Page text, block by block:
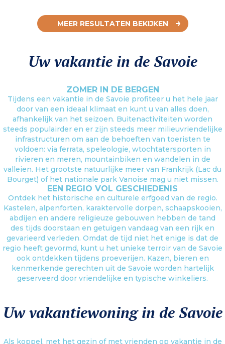
MEER RESULTATEN BEKIJKEN
Uw vakantie in de Savoie
ZOMER IN DE BERGEN
Tijdens een vakantie in de Savoie profiteer u het hele jaar
door van een ideaal klimaat en kunt u van alles doen,
afhankelijk van het seizoen. Buitenactiviteiten worden
steeds populairder en er zijn steeds meer milieuvriendelijke
infrastructuren om aan de behoeften van toeristen te
voldoen: via ferrata, speleologie, wtochtatersporten in
rivieren en meren, mountainbiken en wandelen in de
valleien. Het grootste natuurlijke meer van Frankrijk (Lac du
Bourget) of het nationale park Vanoise mag u niet missen.
EEN REGIO VOL GESCHIEDENIS
Ontdek het historische en culturele erfgoed van de regio.
Kastelen, alpenforten, karaktervolle dorpen, schaapskooien,
abdijen en andere religieuze gebouwen hebben de tand
des tijds doorstaan en getuigen vandaag van een rijk en
gevarieerd verleden. Omdat de tijd niet het enige is dat de
regio heeft gevormd, kunt u het unieke terroir van de Savoie
ook ontdekken tijdens proeverijen. Kazen, bieren en
kenmerkende gerechten uit de Savoie worden hartelijk
geserveerd door vriendelijke en typische winkeliers.
Uw vakantiewoning in de Savoie
Als koppel, met het gezin of met vrienden op vakantie in de